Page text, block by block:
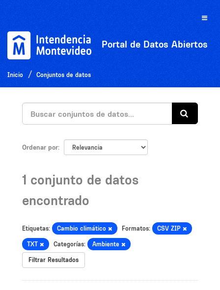
Toggle
Portal de Datos Abiertos
Inicio Conjuntos de datos
Ordenar por
1 conjunto de datos
encontrado
Etiquetas: Cambio climático Formatos: CSV ZIP
TXT Categorías: Ambiente
Filtrar Resultados